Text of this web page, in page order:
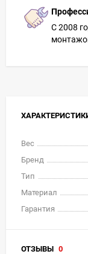
С 2008
Вес
Бренд
Тип
Материал
Гарантия
ОТЗЫВЫ 0